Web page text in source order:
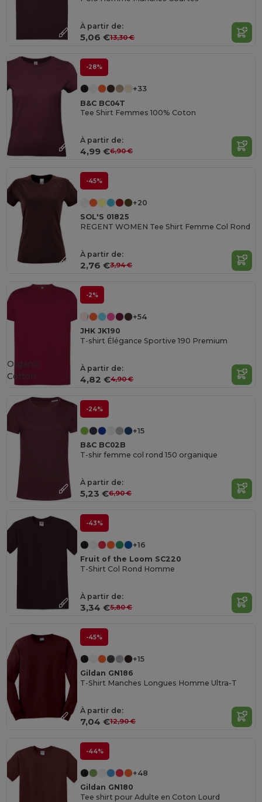
À partir de:
5,06 €13,30 €
-28%
+33
B&C BC04T
Tee Shirt Femmes 100% Coton
À partir de:
4,99 €6,90 €
-45%
+20
SOL'S 01825
REGENT WOMEN Tee Shirt Femme Col Rond
À partir de:
2,76 €3,94 €
-2%
+54
JHK JK190
T-shirt Élégance Sportive 190 Premium
À partir de:
4,82 €4,90 €
Organic
Cotton
-24%
+15
B&C BC02B
T-shir femme col rond 150 organique
À partir de:
5,23 €6,90 €
-43%
+16
Fruit of the Loom SC220
T-Shirt Col Rond Homme
À partir de:
3,34 €5,80 €
-45%
+15
Gildan GN186
T-Shirt Manches Longues Homme Ultra-T
À partir de:
7,04 €12,90 €
-44%
+48
Gildan GN180
Tee shirt pour Adulte en Coton Lourd